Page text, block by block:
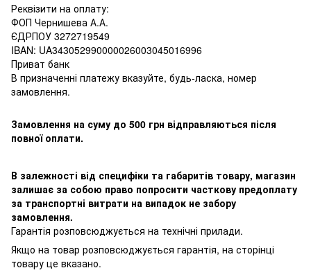
Реквізити на оплату:
ФОП Чернишева А.А.
ЄДРПОУ 3272719549
IBAN: UA343052990000026003045016996
Приват банк
В призначенні платежу вказуйте, будь-ласка, номер
замовлення.
Замовлення на суму до 500 грн відправляються після
повної оплати.
В залежності від специфіки та габаритів товару, магазин
залишає за собою право попросити часткову предоплату
за транспортні витрати на випадок не забору
замовлення.
Гарантія розповсюджується на технічні прилади.
Якщо на товар розповсюджується гарантія, на сторінці
товару це вказано.